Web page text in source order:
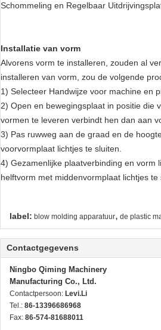
Schommeling en Regelbaar
Installatie van vorm
Alvorens vorm te installeren, zouden al
installeren van vorm, zou de volgende
1) Selecteer Handwijze voor machine en
2) Open en bewegingsplaat in positie die
vormen te leveren verbindt hen dan aan
3) Pas ruwweg aan de graad en de
voorvormplaat lichtjes te sluiten.
4) Gezamenlijke plaatverbinding en vorm
helftvorm met middenvormplaat lichtjes te
label: blow molding apparatuur, de plastic
Contactgegevens
Ningbo Qiming Machinery
Manufacturing Co., Ltd.
Contactpersoon: Levi.Li
Tel.: 86-13396686968
Fax: 86-574-81688011